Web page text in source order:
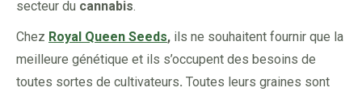
secteur du cannabis.
Chez Royal Queen Seeds, ils ne souhaitent fournir que la
meilleure génétique et ils s’occupent des besoins de
toutes sortes de cultivateurs. Toutes leurs graines sont